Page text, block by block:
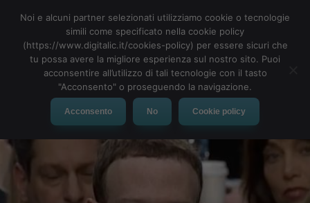
MENU
Noi e alcuni partner selezionati utilizziamo cookie o tecnologie
simili come specificato nella cookie policy
(https://www.digitalic.it/cookies-policy) per essere sicuri che
tu possa avere la migliore esperienza sul nostro sito. Puoi
acconsentire all’utilizzo di tali tecnologie con il tasto
"Acconsento" o proseguendo la navigazione.
Acconsento No Cookie policy